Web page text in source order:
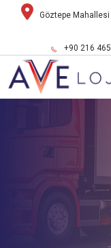
Göztepe
+90 216